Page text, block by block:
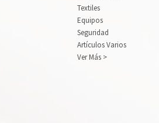
Textiles
Equipos
Seguridad
Artículos Varios
Ver Más >